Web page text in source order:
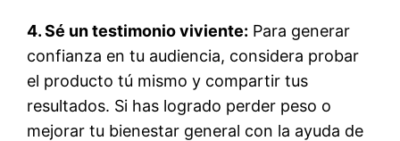
4. Sé un testimonio viviente: Para generar
confianza en tu audiencia, considera probar
el producto tú mismo y compartir tus
resultados. Si has logrado perder peso o
mejorar tu bienestar general con la ayuda de